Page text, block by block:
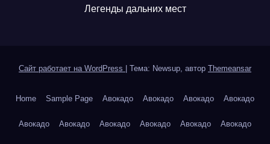
Легенды дальних мест
Сайт работает на WordPress Тема: Newsup, автор Themeansar
Home Sample Page Авокадо Авокадо Авокадо Авокадо
Авокадо Авокадо Авокадо Авокадо Авокадо Авокадо